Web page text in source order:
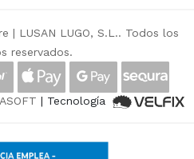
| LUSAN LUGO, S.L.. Todos los
reservados.
| Tecnología